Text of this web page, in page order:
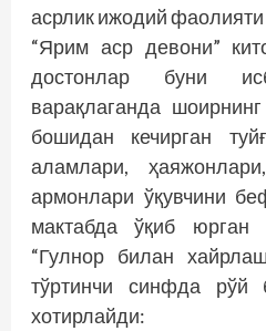
асрлик ижодий
“Ярим аср девони”
достонлар буни
варақлаганда
бошидан кечирган
аламлари,
армонлари ўқувчини
мактабда ўқиб юрган
“Гулнор билан
тўртинчи синфда рўй
хотирлайди: